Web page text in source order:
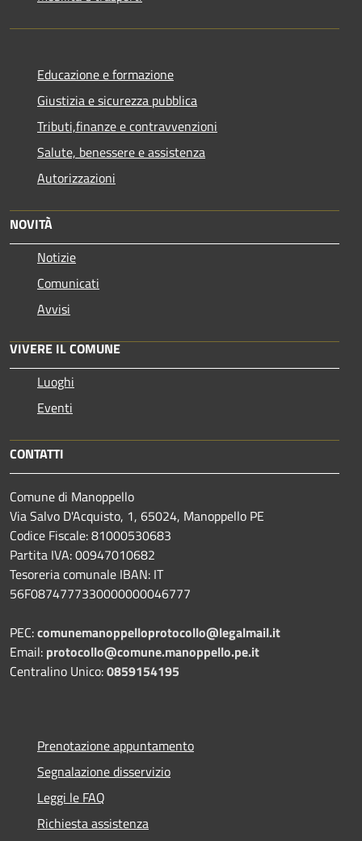
Educazione e formazione
Giustizia e sicurezza pubblica
Tributi,finanze e contravvenzioni
Salute, benessere e assistenza
Autorizzazioni
NOVITÀ
Notizie
Comunicati
Avvisi
VIVERE IL COMUNE
Luoghi
Eventi
CONTATTI
Comune di Manoppello
Via Salvo D'Acquisto, 1, 65024, Manoppello PE
Codice Fiscale: 81000530683
Partita IVA: 00947010682
Tesoreria comunale IBAN: IT
56F0874777330000000046777
PEC:comunemanoppelloprotocollo@legalmail.it
Email: protocollo@comune.manoppello.pe.it
Centralino Unico:0859154195
Prenotazione appuntamento
Segnalazione disservizio
Leggi le FAQ
Richiesta assistenza